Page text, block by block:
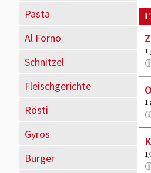
Pasta
Al Forno
Schnitzel
Fleischgerichte
Rösti
Gyros
Burger
1
1